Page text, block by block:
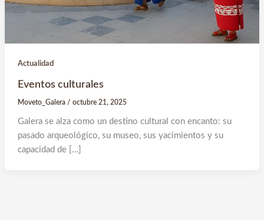
Actualidad
Eventos culturales
Moveto_Galera / octubre 21, 2025
Galera se alza como un destino cultural con encanto: su
pasado arqueológico, su museo, sus yacimientos y su
capacidad de […]